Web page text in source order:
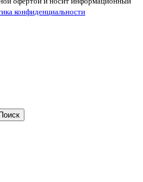
конфиденциальности